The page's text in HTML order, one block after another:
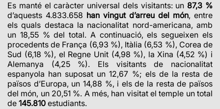
Es manté el caràcter universal dels visitants: un 87,3 %
d’aquests 4.833.658 han vingut d’arreu del món, entre
els quals destaca la nacionalitat nord-americana, amb
un 18,55 % del total. A continuació, els segueixen els
procedents de França (6,93 %), Itàlia (6,53 %), Corea de
Sud (6,18 %), el Regne Unit (4,98 %), la Xina (4,52 %) i
Alemanya (4,25 %). Els visitants de nacionalitat
espanyola han suposat un 12,67 %; els de la resta de
països d’Europa, un 14,88 %, i els de la resta de països
del món, un 20,51 %. A més, han visitat el temple un total
de 145.810 estudiants.